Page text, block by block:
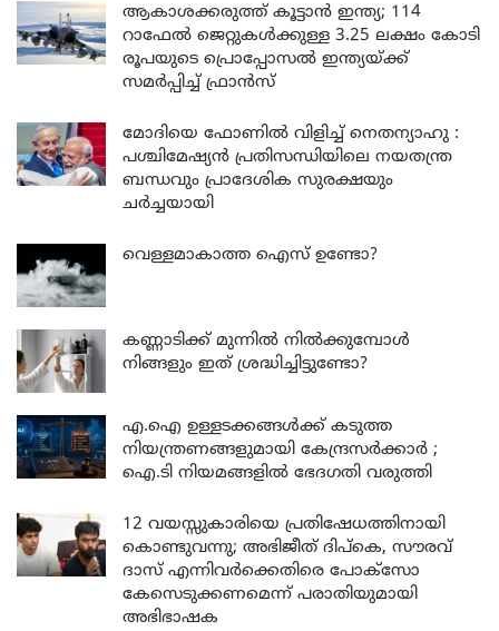
ആകാശക്കരുത്ത് കൂട്ടാൻ ഇന്ത്യ; 114
റാഫേൽ ജെറ്റുകൾക്കുള്ള 3.25 ലക്ഷം കോടി
രൂപയുടെ പ്രൊപ്പോസൽ ഇന്ത്യയ്ക്ക്
സമർപ്പിച്ച് ഫ്രാൻസ്
മോദിയെ ഫോണിൽ വിളിച്ച് നെതന്യാഹു :
പശ്ചിമേഷ്യൻ പ്രതിസന്ധിയിലെ നയതന്ത്ര
ബന്ധവും പ്രാദേശിക സുരക്ഷയും
ചർച്ചയായി
വെള്ളമാകാത്ത ഐസ് ഉണ്ടോ?
കണ്ണാടിക്ക് മുന്നിൽ നിൽക്കുമ്പോൾ
നിങ്ങളും ഇത് ശ്രദ്ധിച്ചിട്ടുണ്ടോ?
എ.ഐ ഉള്ളടക്കങ്ങൾക്ക് കടുത്ത
നിയന്ത്രണങ്ങളുമായി കേന്ദ്രസർക്കാർ ;
ഐ.ടി നിയമങ്ങളിൽ ഭേദഗതി വരുത്തി
12 വയസ്സുകാരിയെ പ്രതിഷേധത്തിനായി
കൊണ്ടുവന്നു; അഭിജീത് ദിപ്കെ, സൗരവ്
ദാസ് എന്നിവർക്കെതിരെ പോക്സോ
കേസെടുക്കണമെന്ന് പരാതിയുമായി
അഭിഭാഷക